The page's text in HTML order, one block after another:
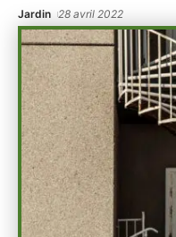
Jardin 28 avril 2022